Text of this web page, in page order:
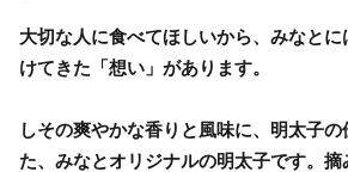
大切な人に食べてほしいから、みなと
けてきた「想い」があります。
しその爽やかな香りと風味に、明太子
た、みなとオリジナルの明太子です。摘